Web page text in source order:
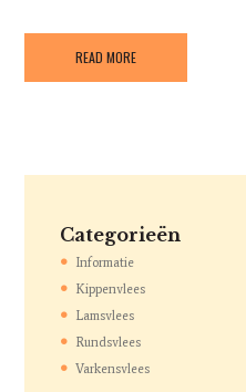
READ MORE
Categorieën
Informatie
Kippenvlees
Lamsvlees
Rundsvlees
Varkensvlees